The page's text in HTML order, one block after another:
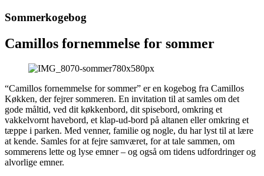
Sommerkogebog
Camillos fornemmelse for sommer
“Camillos fornemmelse for sommer” er en kogebog fra Camillos
Køkken, der fejrer sommeren. En invitation til at samles om det
gode måltid, ved dit køkkenbord, dit spisebord, omkring et
vakkelvornt havebord, et klap-ud-bord på altanen eller omkring et
tæppe i parken. Med venner, familie og nogle, du har lyst til at lære
at kende. Samles for at fejre samværet, for at tale sammen, om
sommerens lette og lyse emner – og også om tidens udfordringer og
alvorlige emner.